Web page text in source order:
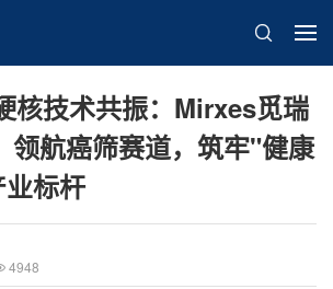
核技术共振：Mirxes觅瑞
领航癌筛赛道，筑牢"健康
标杆
4948